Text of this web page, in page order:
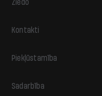
Ziedo
Kontakti
Piekļūstamība
Sadarbība